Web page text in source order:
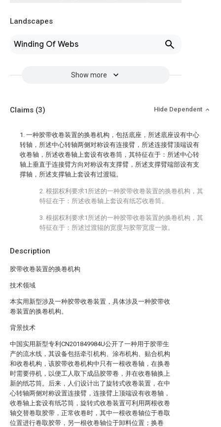
Landscapes
Winding Of Webs
Show more
Description
胶带收卷装置的换卷机构
技术领域
本实用新型涉及一种胶带收卷装置，具体涉及一种胶带收
卷装置的换卷机构。
背景技术
中国实用新型专利CN201849984U公开了一种用于胶带生
产的流水线，其设备包括牵引机构、涂布机构、贴合机构
和收卷机构，该胶带收卷机构中只有一根收卷轴，在换卷
时需要停机，以便工人取下成品胶带卷，并在收卷轴换上
新的纸芯筒。后来，人们设计出了旋转式收卷装置，在中
心转轴两侧对称设置连接臂，连接臂上顶端设有收卷轴，
收卷轴上套设有纸芯筒，旋转式收卷装置可利用两根收卷
轴交替卷取胶带，正常收卷时，其中一根收卷轴位于卷取
位置进行卷取胶带，另一根收卷轴位于卸料位置；换卷
Claims (3) Hide Dependent
1. 一种胶带收卷装置的换卷机构，包括底座，所述底座设有中心
转轴，所述中心转轴两侧对称设有连接臂，所述连接臂顶端设有
收卷轴，所述收卷轴上套设有收卷筒，其特征在于：所述中心转
轴上垂直于连接臂方向对称设有支撑臂，所述支撑臂端部设有支
撑轴，所述支撑轴上套设有过渡辊。
2. 根据权利要求1所述的一种胶带收卷装置的换卷机构，其
特征在于：所述收卷轴上套设有纸芯收卷筒。
3. 根据权利要求1所述的一种胶带收卷装置的换卷机构，其
特征在于：所述过渡辊的宽度与胶带宽度一致。